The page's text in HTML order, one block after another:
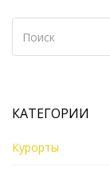
при
КАТЕГОРИИ
Курорты